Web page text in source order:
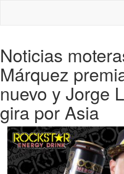
Noticias
Márquez
nuevo y Jorge
gira por Asia